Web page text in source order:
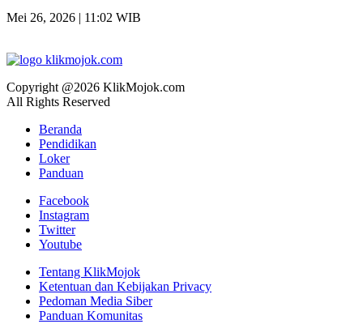
Mei 26, 2026 | 11:02 WIB
Copyright @2026 KlikMojok.com
All Rights Reserved
Beranda
Pendidikan
Loker
Panduan
Facebook
Instagram
Twitter
Youtube
Tentang KlikMojok
Ketentuan dan Kebijakan Privacy
Pedoman Media Siber
Panduan Komunitas